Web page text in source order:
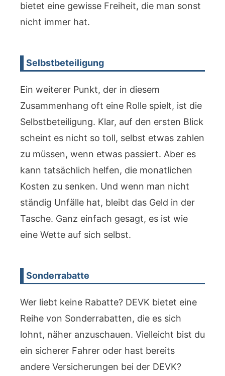
bietet eine gewisse Freiheit, die man sonst
nicht immer hat.
Selbstbeteiligung
Ein weiterer Punkt, der in diesem
Zusammenhang oft eine Rolle spielt, ist die
Selbstbeteiligung. Klar, auf den ersten Blick
scheint es nicht so toll, selbst etwas zahlen
zu müssen, wenn etwas passiert. Aber es
kann tatsächlich helfen, die monatlichen
Kosten zu senken. Und wenn man nicht
ständig Unfälle hat, bleibt das Geld in der
Tasche. Ganz einfach gesagt, es ist wie
eine Wette auf sich selbst.
Sonderrabatte
Wer liebt keine Rabatte? DEVK bietet eine
Reihe von Sonderrabatten, die es sich
lohnt, näher anzuschauen. Vielleicht bist du
ein sicherer Fahrer oder hast bereits
andere Versicherungen bei der DEVK?